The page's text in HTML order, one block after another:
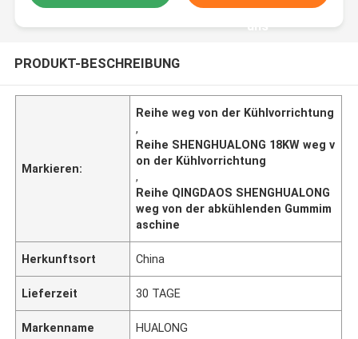
uns
PRODUKT-BESCHREIBUNG
Markieren:
Reihe weg von der Kühlvorrichtung
,
Reihe SHENGHUALONG 18KW weg v
on der Kühlvorrichtung
,
Reihe QINGDAOS SHENGHUALONG
weg von der abkühlenden Gummim
aschine
Herkunftsort China
Lieferzeit 30 TAGE
Markenname HUALONG